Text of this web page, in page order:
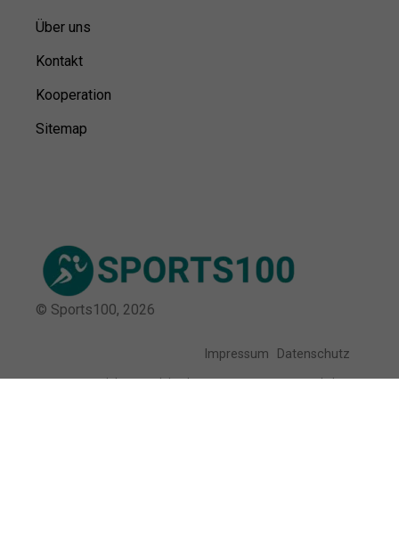
Über uns
Kontakt
Kooperation
Sitemap
© Sports100, 2026
Impressum Datenschutz